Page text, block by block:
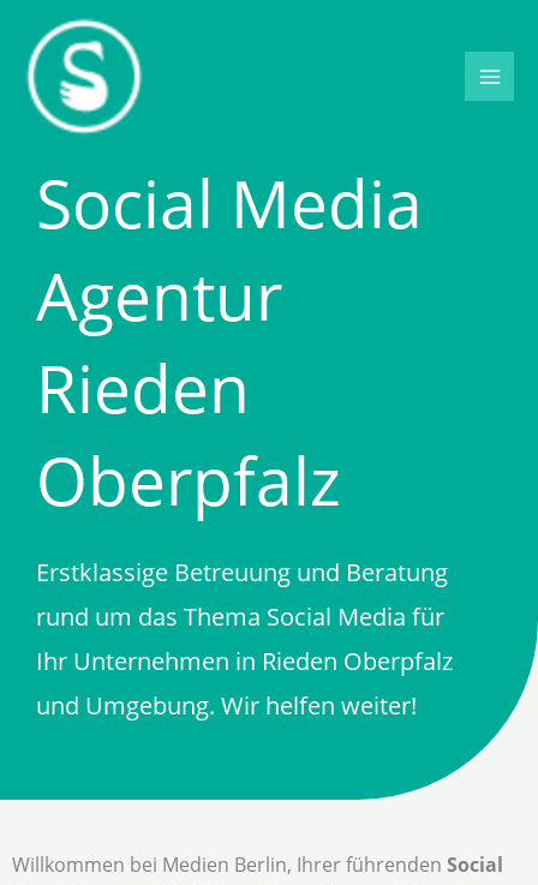
Inhalt
springen
Social Media
Agentur
Rieden
Oberpfalz
Erstklassige Betreuung und Beratung
rund um das Thema Social Media für
Ihr Unternehmen in Rieden Oberpfalz
und Umgebung. Wir helfen weiter!
Willkommen bei Medien Berlin, Ihrer führenden Social